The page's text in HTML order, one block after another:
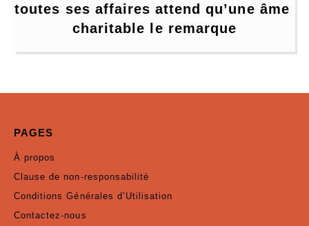
toutes ses affaires attend qu’une âme
charitable le remarque
PAGES
À propos
Clause de non-responsabilité
Conditions Générales d’Utilisation
Contactez-nous